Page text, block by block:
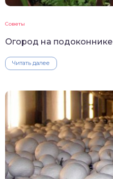
Советы
Огород на подоконнике
Читать далее